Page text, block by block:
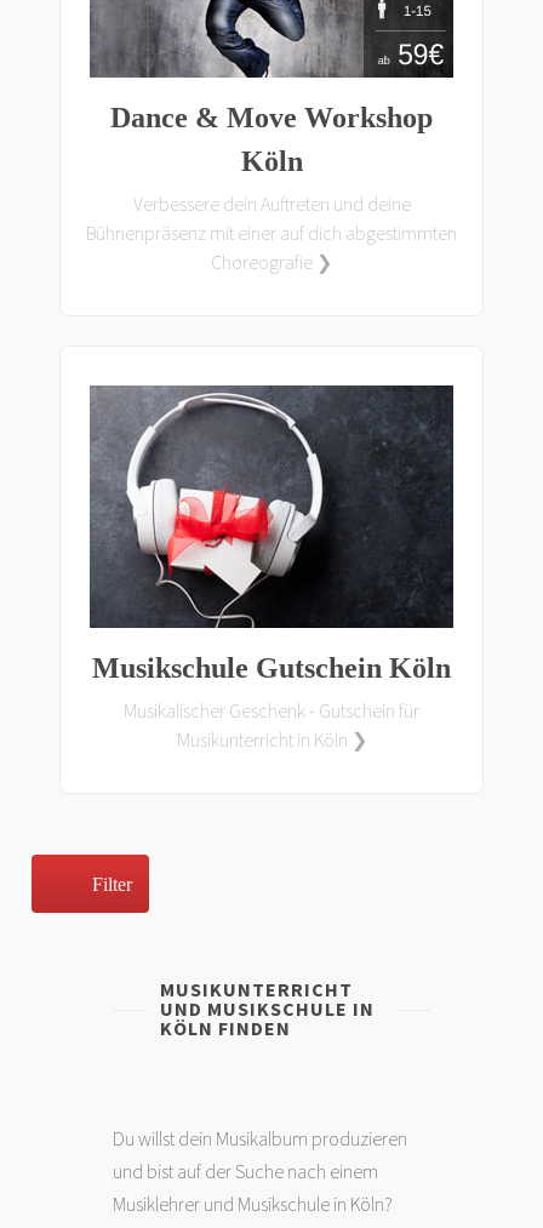
Dance & Move Workshop
Köln
Verbessere dein Auftreten und deine
Bühnenpräsenz mit einer auf dich abgestimmten
Choreografie ❯
Musikschule Gutschein Köln
Musikalischer Geschenk - Gutschein für
Musikunterricht in Köln ❯
Filter
MUSIKUNTERRICHT
UND MUSIKSCHULE IN
KÖLN FINDEN
Du willst dein Musikalbum produzieren
und bist auf der Suche nach einem
Musiklehrer und Musikschule in Köln?